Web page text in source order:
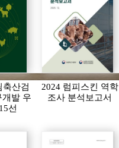
축산검
개발 우
선
2024 럼피스킨 역학
조사 분석보고서